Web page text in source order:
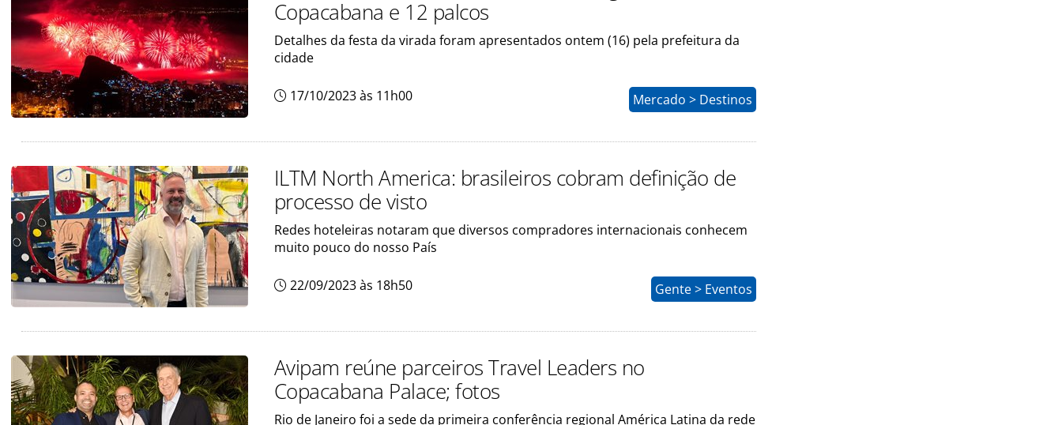
Copacabana e 12 palcos
Detalhes da festa da virada foram apresentados ontem (16) pela prefeitura da
cidade
17/10/2023 às 11h00 Mercado > Destinos
ILTM North America: brasileiros cobram definição de
processo de visto
Redes hoteleiras notaram que diversos compradores internacionais conhecem
muito pouco do nosso País
22/09/2023 às 18h50 Gente > Eventos
Avipam reúne parceiros Travel Leaders no
Copacabana Palace; fotos
Rio de Janeiro foi a sede da primeira conferência regional América Latina da rede